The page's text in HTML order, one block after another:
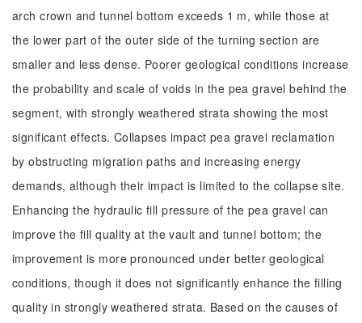
arch crown and tunnel bottom exceeds 1 m, while those at
the lower part of the outer side of the turning section are
smaller and less dense. Poorer geological conditions increase
the probability and scale of voids in the pea gravel behind the
segment, with strongly weathered strata showing the most
significant effects. Collapses impact pea gravel reclamation
by obstructing migration paths and increasing energy
demands, although their impact is limited to the collapse site.
Enhancing the hydraulic fill pressure of the pea gravel can
improve the fill quality at the vault and tunnel bottom; the
improvement is more pronounced under better geological
conditions, though it does not significantly enhance the filling
quality in strongly weathered strata. Based on the causes of